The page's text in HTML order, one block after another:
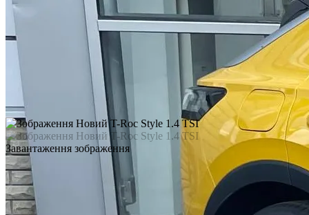
Завантаження зображення